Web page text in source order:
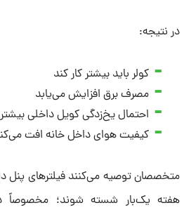
در نتیجه:
کولر باید بیشتر کار کند
مصرف برق افزایش می‌یابد
احتمال یخ‌زدگی کویل داخلی
کیفیت هوای داخل خانه افت
متخصصان توصیه می‌کنند فیلترهای پنل
هفته یک‌بار شسته شوند؛ مخصوصاً در